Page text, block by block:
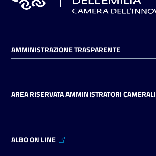
Prenotazioni
Pagamenti
on line
Accedi
AMMINISTRAZIONE TRASPARENTE
AREA RISERVATA AMMINISTRATORI CAMERALI
ALBO ON LINE